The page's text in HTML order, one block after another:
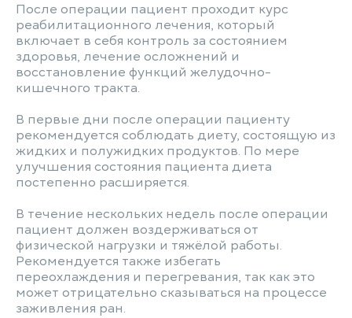
После операции пациент проходит курс
реабилитационного лечения, который
включает в себя контроль за состоянием
здоровья, лечение осложнений и
восстановление функций желудочно-
кишечного тракта.
В первые дни после операции пациенту
рекомендуется соблюдать диету, состоящую из
жидких и полужидких продуктов. По мере
улучшения состояния пациента диета
постепенно расширяется.
В течение нескольких недель после операции
пациент должен воздерживаться от
физической нагрузки и тяжёлой работы.
Рекомендуется также избегать
переохлаждения и перегревания, так как это
может отрицательно сказываться на процессе
заживления ран.